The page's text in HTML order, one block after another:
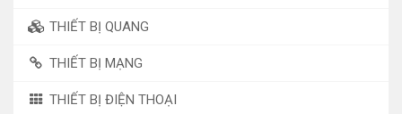
THIẾT BỊ QUANG
THIẾT BỊ MẠNG
THIẾT BỊ ĐIỆN THOẠI